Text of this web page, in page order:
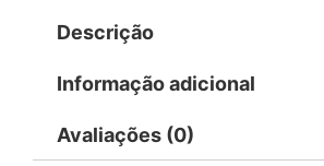
Descrição
Informação adicional
Avaliações (0)